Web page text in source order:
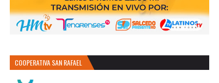
COOPERATIVA SAN RAFAEL